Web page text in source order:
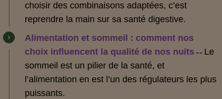
choisir des combinaisons adaptées, c’est
reprendre la main sur sa santé digestive.
Alimentation et sommeil : comment nos
choix influencent la qualité de nos nuits -- Le
sommeil est un pilier de la santé, et
l’alimentation en est l’un des régulateurs les plus
puissants.